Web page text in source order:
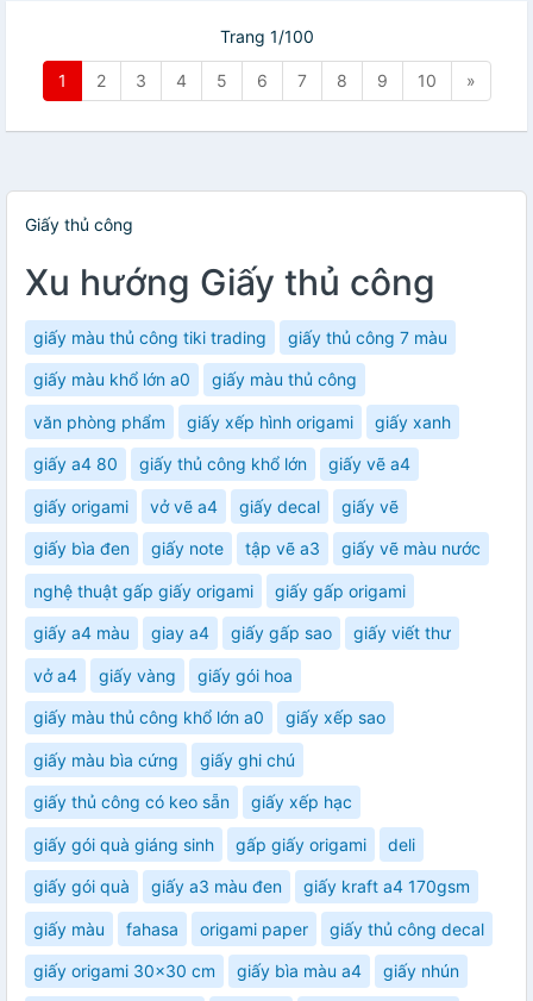
Trang 1/100
1 2 3 4 5 6 7 8 9 10 »
Giấy thủ công
Xu hướng Giấy thủ công
giấy màu thủ công tiki trading giấy thủ công 7 màu
giấy màu khổ lớn a0 giấy màu thủ công
văn phòng phẩm giấy xếp hình origami giấy xanh
giấy a4 80 giấy thủ công khổ lớn giấy vẽ a4
giấy origami vở vẽ a4 giấy decal giấy vẽ
giấy bìa đen giấy note tập vẽ a3 giấy vẽ màu nước
nghệ thuật gấp giấy origami giấy gấp origami
giấy a4 màu giay a4 giấy gấp sao giấy viết thư
vở a4 giấy vàng giấy gói hoa
giấy màu thủ công khổ lớn a0 giấy xếp sao
giấy màu bìa cứng giấy ghi chú
giấy thủ công có keo sẵn giấy xếp hạc
giấy gói quà giáng sinh gấp giấy origami deli
giấy gói quà giấy a3 màu đen giấy kraft a4 170gsm
giấy màu fahasa origami paper giấy thủ công decal
giấy origami 30x30 cm giấy bìa màu a4 giấy nhún